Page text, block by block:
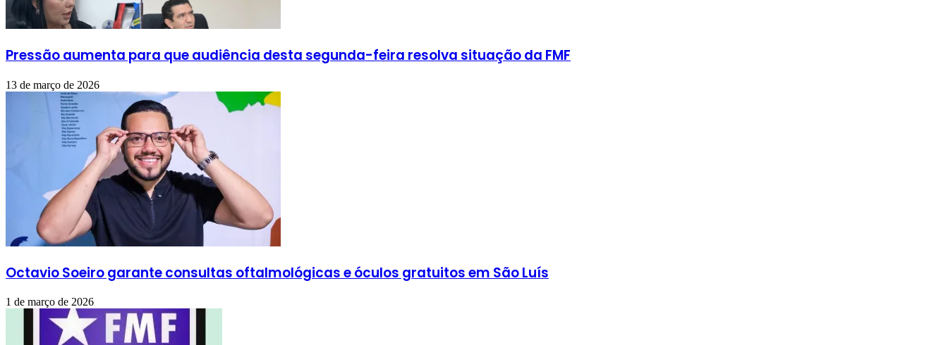
Pressão aumenta para que audiência desta segunda-feira resolva situação da FMF
13 de março de 2026
Octavio Soeiro garante consultas oftalmológicas e óculos gratuitos em São Luís
1 de março de 2026